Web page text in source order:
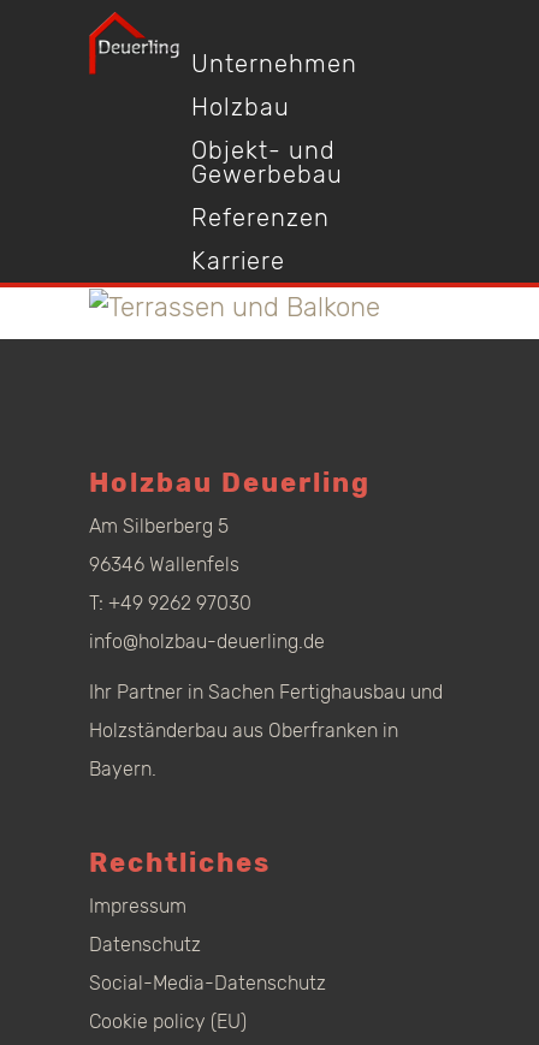
Unternehmen
Holzbau
Objekt- und
Gewerbebau
Referenzen
Karriere
Holzbau Deuerling
Am Silberberg 5
96346 Wallenfels
T: +49 9262 97030
info@holzbau-deuerling.de
Ihr Partner in Sachen Fertighausbau und
Holzständerbau aus Oberfranken in
Bayern.
Rechtliches
Impressum
Datenschutz
Social-Media-Datenschutz
Cookie policy (EU)